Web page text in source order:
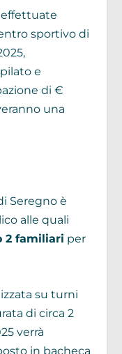
effettuate
sportivo di
e
di €
una
Seregno è
alle quali
2 familiari per
su turni
di circa 2
verrà
in bacheca